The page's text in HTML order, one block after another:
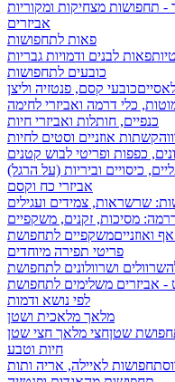
- תחפושות מצחיקות ומקוריות
אביזרים
פאות לתחפושות
פאות לבנים ודמויות גבריות
כובעים לתחפושות
כובעי קסם, פנטזיה וליצן
כלי דרמה ואביזרי לחימה
כנפיים, חותלות ואביזרי חיות
קשתות אוזניים וסטים לחיות
כפפות ופריטי לבוש קטנים
כיסויים וביריות (על הרגל)
אביזרי כח וקסם
שרשראות, צמידים ועגילים
מסיכות, זקנים, משקפיים
ואוזנייםמשקפיים לתחפושת
פריטי תפירה מיוחדים
שרוולים ושרוולונים לתחפושת
- אביזרים משלימים לתחפושת
לפי נושא ודמות
מלאך מלאכית ושטן
שטןחצי מלאך חצי שטן
חיות וטבע
תחפושות לאיילה, אריה ותות